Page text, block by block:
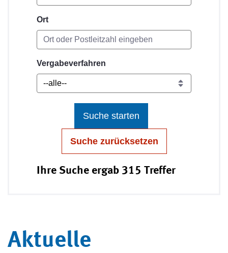
Ort
Vergabeverfahren
Suche starten
Suche zurücksetzen
Ihre Suche ergab 315 Treffer
Aktuelle